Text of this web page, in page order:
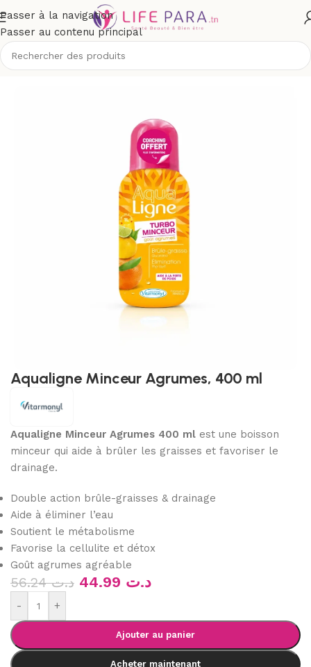
Passer à la navigation
Passer au contenu principal
/Compléments alimentaires/Minceur/Draineurs et détox
Aqualigne Minceur Agrumes, 400 ml
Aqualigne Minceur Agrumes 400 ml est une boisson
minceur qui aide à brûler les graisses et favoriser le
drainage.
Double action brûle-graisses & drainage
Aide à éliminer l’eau
Soutient le métabolisme
Favorise la cellulite et détox
Goût agrumes agréable
د.ت56.24 د.ت
- +
Ajouter au panier
Acheter maintenant